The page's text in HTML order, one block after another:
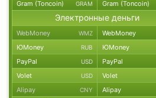
Gram (Toncoin) GRAM Gram (Toncoin)
Электронные деньги
WebMoney WMZ WebMoney
ЮMoney RUB ЮMoney
PayPal USD PayPal
Volet USD Volet
Alipay CNY Alipay